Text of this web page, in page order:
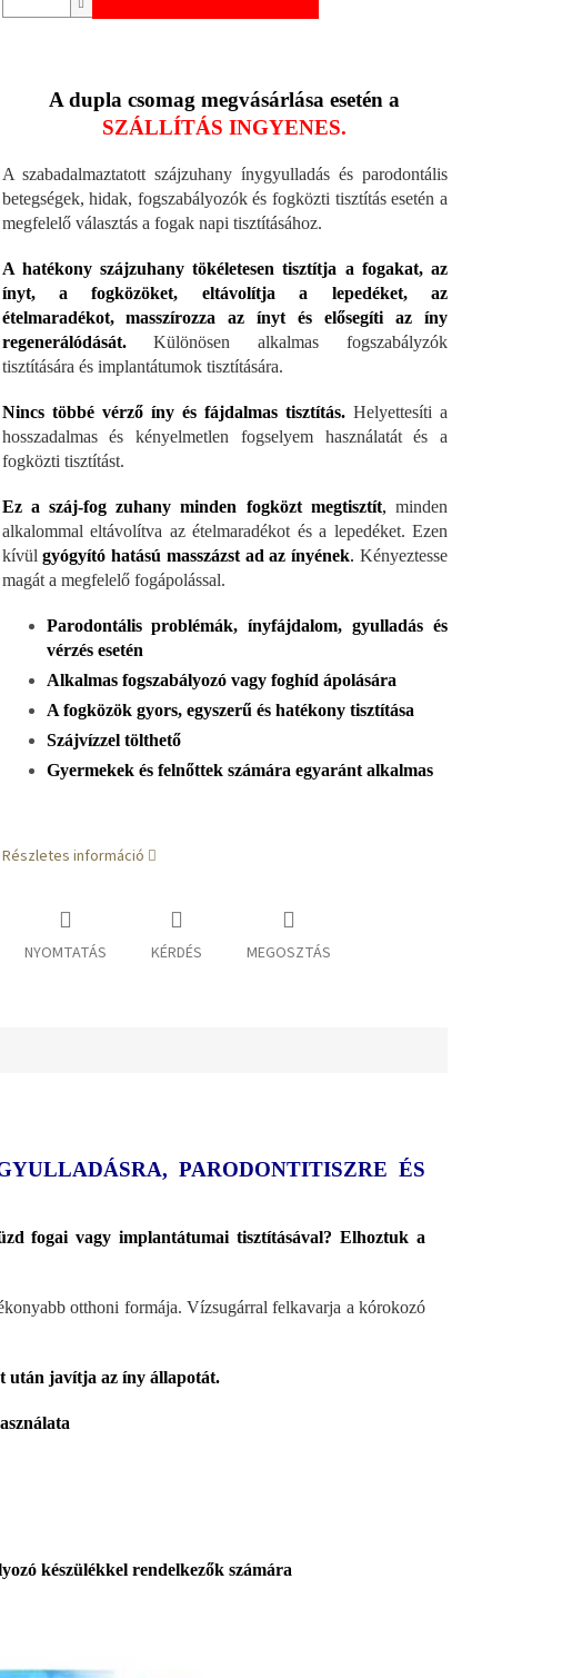
A dupla csomag megvásárlása esetén a
SZÁLLÍTÁS INGYENES.
A szabadalmaztatott szájzuhany ínygyulladás és parodontális
betegségek, hidak, fogszabályozók és fogközti tisztítás esetén a
megfelelő választás a fogak napi tisztításához.
A hatékony szájzuhany tökéletesen tisztítja a fogakat, az
ínyt, a fogközöket, eltávolítja a lepedéket, az
ételmaradékot, masszírozza az ínyt és elősegíti az íny
regenerálódását.Különösen alkalmas fogszabályzók
tisztítására és implantátumok tisztítására.
Nincs többé vérző íny és fájdalmas tisztítás.Helyettesíti a
hosszadalmas és kényelmetlen fogselyem használatát és a
fogközti tisztítást.
Ez a száj-fog zuhany minden fogközt megtisztít, minden
alkalommal eltávolítva az ételmaradékot és a lepedéket. Ezen
kívül gyógyító hatású masszázst ad az ínyének. Kényeztesse
magát a megfelelő fogápolással.
Parodontális problémák, ínyfájdalom, gyulladás és
vérzés esetén
Alkalmas fogszabályozó vagy foghíd ápolására
A fogközök gyors, egyszerű és hatékony tisztítása
Szájvízzel tölthető
Gyermekek és felnőttek számára egyaránt alkalmas
Részletes információ
NYOMTATÁS KÉRDÉS MEGOSZTÁS
PARODONTITISZRE ÉS
fogai vagy implantátumai tisztításával? Elhoztuk a
otthoni formája. Vízsugárral felkavarja a kórokozó
után javítja az íny állapotát.
készülékkel rendelkezők számára